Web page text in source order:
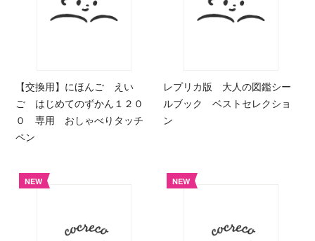
【交換用】にほんご えい
ご はじめてのずかん１２０
０ 専用 おしゃべりタッチ
ペン
レプリカ版 大人の図鑑シー
ルブック ベストセレクショ
ン
NEW NEW